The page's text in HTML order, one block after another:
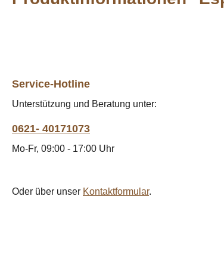
Service-Hotline
Unterstützung und Beratung unter:
0621- 40171073
Mo-Fr, 09:00 - 17:00 Uhr
Oder über unser Kontaktformular.